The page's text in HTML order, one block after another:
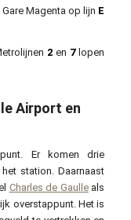
Magenta op lijn E
2 en 7lopen
Airport en
Er komen drie
station. Daarnaast
Charles de Gaulleals
overstappunt. Het is